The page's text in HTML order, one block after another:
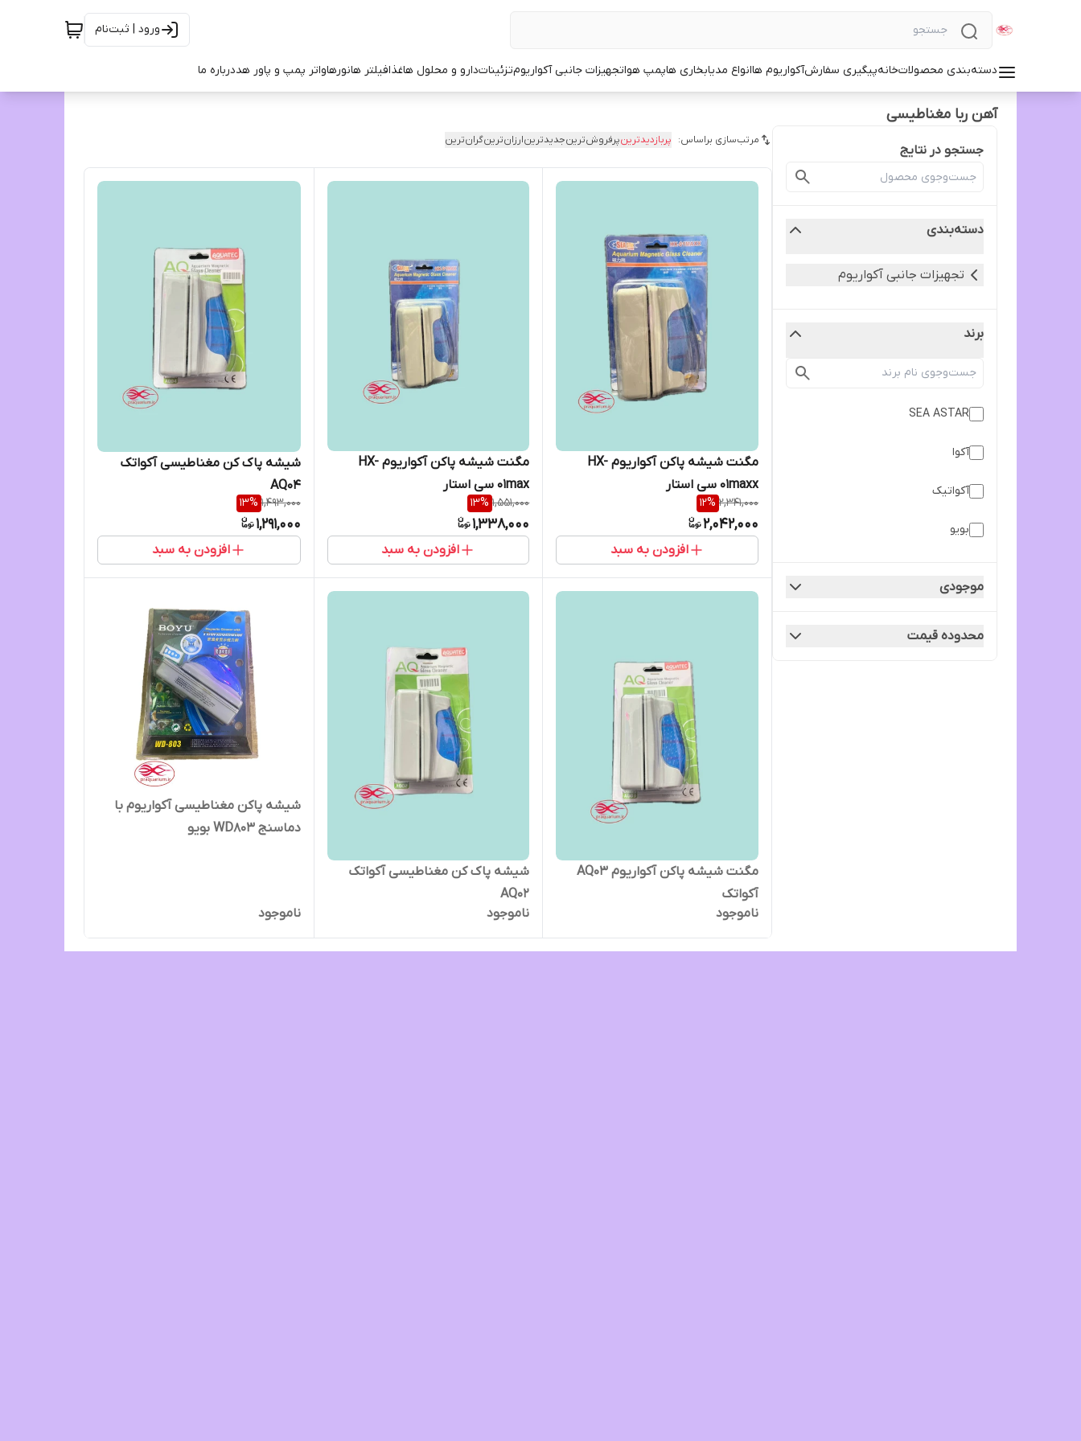
ورود | ثبت‌نام
دسته‌بندی محصولاتخانهپیگیری سفارشآکواریوم هاانواع مدیابخاری هاپمپ هواتجهیزات جانبی آکواریومتزئیناتدارو و محلول هاغذافیلتر هانورهاواتر پمپ و پاور هددرباره ما
آهن ربا مغناطیسی
جستجو در نتایج
دسته‌بندی
تجهیزات جانبی آکواریوم
برند
SEA ASTAR
آکوا
آکواتیک
بویو
موجودی
محدوده قیمت
مرتب‌سازی براساس: پربازدیدترینپرفروش‌ترینجدیدترینارزان‌ترینگران‌ترین
مگنت شیشه پاکن آکواریوم HX-
01maxx سی استار
2,341,000
12%
2,042,000
افزودن به سبد
مگنت شیشه پاکن آکواریوم HX-
01max سی استار
1,551,000
13%
1,338,000
افزودن به سبد
شیشه پاک کن مغناطیسی آکواتک
AQ04
1,493,000
13%
1,291,000
افزودن به سبد
مگنت شیشه پاکن آکواریوم AQ03
آکواتک
ناموجود
شیشه پاک کن مغناطیسی آکواتک
AQ02
ناموجود
شیشه پاکن مغناطیسی آکواریوم با
دماسنج WD803 بویو
ناموجود